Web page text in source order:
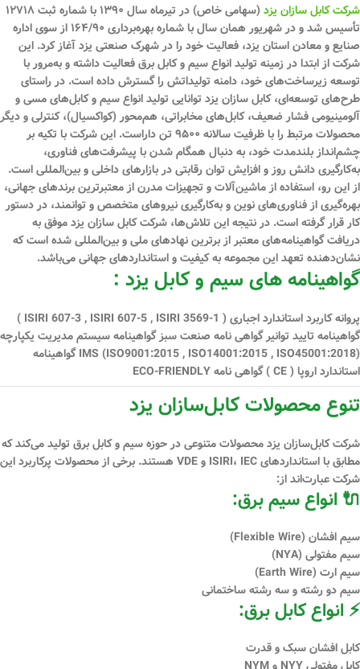
شرکت کابل سازان یزد
(سهامی خاص) در تیرماه سال ۱۳۹۰ با شماره ثبت ۱۲۷۱۸
تأسیس شد و در شهریور همان سال با شماره بهره‌برداری ۱۶۴/۹۰ از سوی اداره
صنایع و معادن استان یزد، فعالیت خود را در شهرک صنعتی یزد آغاز کرد. این
شرکت از ابتدا در زمینه تولید انواع سیم و کابل برق فعالیت داشته و به‌مرور با
توسعه زیرساخت‌های خود، دامنه تولیداتش را گسترش داده است. در راستای
طرح‌های توسعه‌ای، کابل سازان یزد توانایی تولید انواع سیم و کابل‌های مسی و
آلومینیومی فشار ضعیف، کابل‌های مخابراتی، هم‌محور (کواکسیال)، کنترلی و دیگر
محصولات مرتبط را با ظرفیت سالانه ۹۵۰۰ تن داراست. این شرکت با تکیه بر
چشم‌انداز بلندمدت خود، به دنبال همگام شدن با پیشرفت‌های فناوری،
به‌کارگیری دانش روز و افزایش توان رقابتی در بازارهای داخلی و بین‌المللی است.
از این رو، استفاده از ماشین‌آلات و تجهیزات مدرن از معتبرترین برندهای جهانی،
بهره‌گیری از فناوری‌های نوین و به‌کارگیری نیروهای متخصص و توانمند، در دستور
کار قرار گرفته است. در نتیجه این تلاش‌ها، شرکت کابل سازان یزد موفق به
دریافت گواهینامه‌های معتبر از برترین نهادهای ملی و بین‌المللی شده است که
نشان‌دهنده تعهد این مجموعه به کیفیت و استانداردهای جهانی می‌باشد.
گواهینامه های سیم و کابل یزد :
پروانه کاربرد استاندارد اجباری ( ISIRI 607-3 , ISIRI 607-5 , ISIRI 3569-1 )
گواهینامه تایید توانیر گواهی نامه صنعت سبز گواهینامه سیستم مدیریت یكپارچه
IMS (ISO9001:2015 , ISO14001:2015 , ISO45001:2018) گواهینامه
استاندارد اروپا ( CE ) گواهی نامه ECO-FRIENDLY
تنوع محصولات کابل‌سازان یزد
شرکت کابل‌سازان یزد محصولات متنوعی در حوزه سیم و کابل برق تولید می‌کند که
مطابق با استانداردهایISIRI، IEC و VDE
هستند. برخی از محصولات پرکاربرد این
شرکت عبارت‌اند از:
🔌 انواع سیم برق:
سیم افشان (Flexible Wire)
سیم مفتولی (NYA)
سیم ارت (Earth Wire)
سیم دو رشته و سه رشته ساختمانی
⚡ انواع کابل برق:
کابل افشان سبک و قدرت